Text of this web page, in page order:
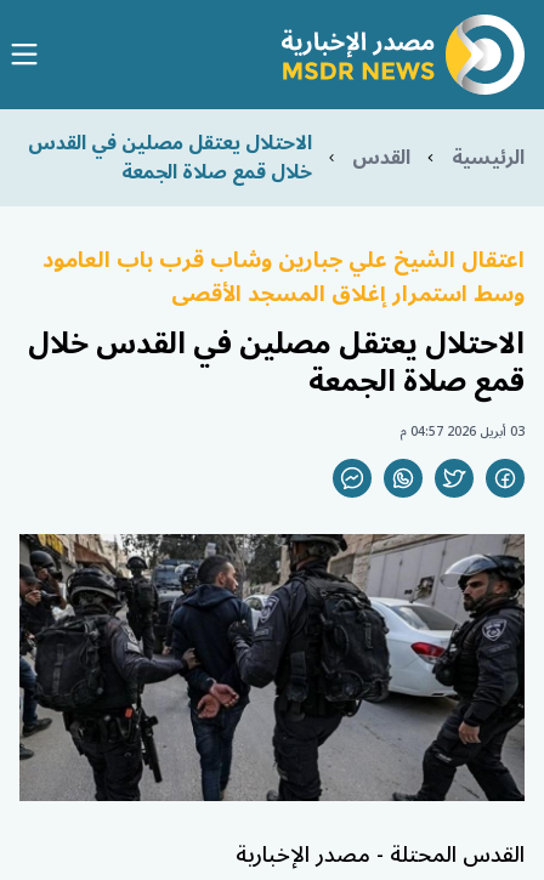
الرئيسية القدس الاحتلال يعتقل مصلين في القدس
خلال قمع صلاة الجمعة
اعتقال الشيخ علي جبارين وشاب قرب باب العامود
وسط استمرار إغلاق المسجد الأقصى
الاحتلال يعتقل مصلين في القدس خلال
قمع صلاة الجمعة
03 أبريل 2026 04:57 م
القدس المحتلة - مصدر الإخبارية